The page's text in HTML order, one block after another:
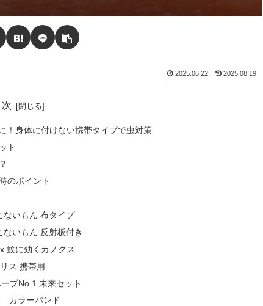
2025.06.22 2025.08.19
次
！身体に付けない携帯タイプで虫対策
ト
のポイント
ないもん 布タイプ
いもん 反射板付き
蚊に効くカノクス
ス 携帯用
プNo.1 未来セット
カラーバンド